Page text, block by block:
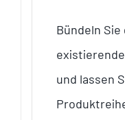
Bündeln
und lassen